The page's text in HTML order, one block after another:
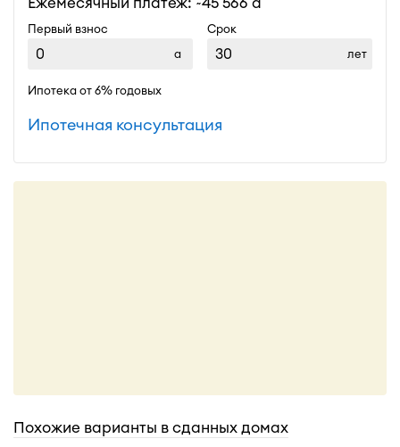
Первый взнос
Срок
лет
Ипотека от 6% годовых
Ипотечная консультация
Похожие варианты в сданных домах